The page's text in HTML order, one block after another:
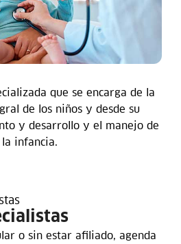
que se encarga de la
de los niños y desde su
y desarrollo y el manejo de
infancia.
o sin estar afiliado, agenda